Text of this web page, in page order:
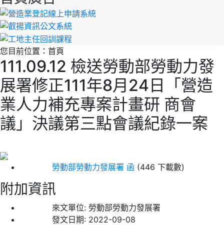
您目前位置： 首頁
111.09.12 檢送勞動部勞動力發
展署修正111年8月24日「營造
業人力補充專案計畫研 商會
議」決議第三點會議紀錄一案
勞動部勞動力發展署 函 (446 下載數)
附加資訊
來文單位: 勞動部勞動力發展署
發文日期: 2022-09-08